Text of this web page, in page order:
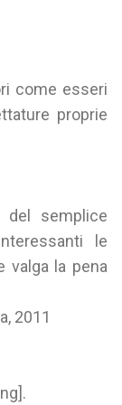
come esseri
proprie
del semplice
le
valga la pena
2011